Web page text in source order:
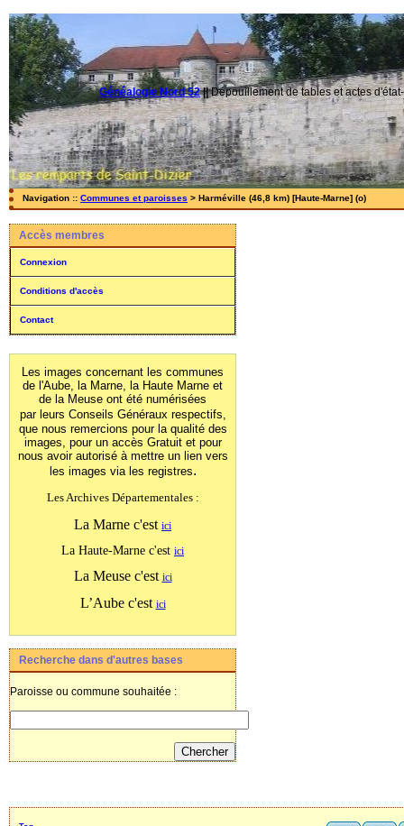
Généalogie Nord 52||Dépouillement de tables et actes
Navigation :: Communes et paroisses > Harméville (46,8 km) [Haute-Marne] (o)
Accès membres
Connexion
Conditions d'accès
Contact
Les images concernant les communes
de l'Aube, la Marne, la Haute Marne et
de la Meuse ont été numérisées
par leurs Conseils Généraux respectifs,
que nous remercions pour la qualité des
images, pour un accès Gratuit et pour
nous avoir autorisé à mettre un lien vers
les images via les registres.
Les Archives Départementales :
La Marne c'est ici
La Haute-Marne c'est ici
La Meuse c'est ici
L’Aube c'est ici
Recherche dans d'autres bases
Paroisse ou commune souhaitée :